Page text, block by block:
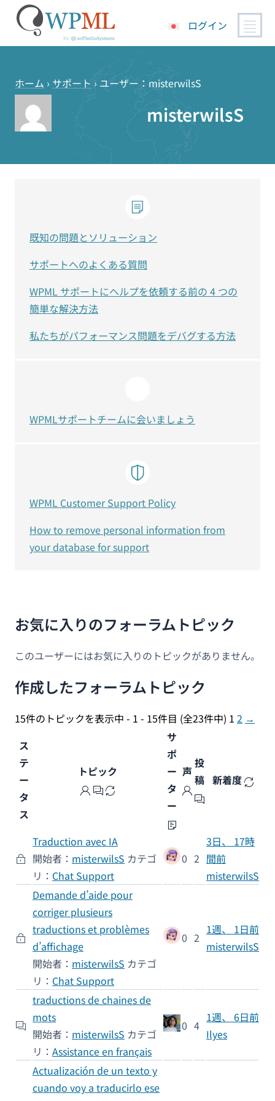
ログイン
ホーム › サポート › ユーザー：misterwilsS
misterwilsS
お気に入りのフォーラムトピック
このユーザーにはお気に入りのトピックがありません。
作成したフォーラムトピック
15件のトピックを表示中 - 1 - 15件目 (全23件中) 1 2 →
ス
テ
ー
タ
ス
トピック
サ
ポ
ー
タ
ー
声
投
稿 新着度
Traduction avec IA
開始者： misterwilsS カテゴ
リ： Chat Support
0 2
3日、 17時
間前
misterwilsS
Demande d’aide pour
corriger plusieurs
traductions et problèmes
d’affichage
開始者： misterwilsS カテゴ
リ： Chat Support
0 2
1週、 1日前
misterwilsS
traductions de chaines de
mots
開始者： misterwilsS カテゴ
リ： Assistance en français
0 4
1週、 6日前
Ilyes
Actualización de un texto y
cuando voy a traducirlo ese
既知の問題とソリューション
サポートへのよくある質問
WPML サポートにヘルプを依頼する前の 4 つの
簡単な解決方法
私たちがパフォーマンス問題をデバグする方法
WPMLサポートチームに会いましょう
WPML Customer Support Policy
How to remove personal information from
your database for support